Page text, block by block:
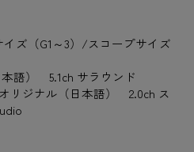
ズ（G1～3）/スコープサイズ
語） 5.1ch サラウンド
リジナル（日本語） 2.0ch ス